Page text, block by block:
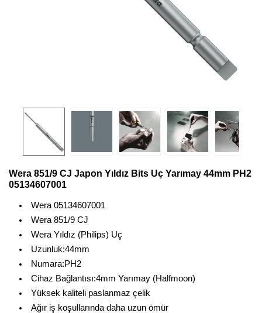
Wera 851/9 CJ Japon Yıldız Bits Uç Yarımay 44mm PH2
05134607001
Wera 05134607001
Wera 851/9 CJ
Wera Yıldız (Philips) Uç
Uzunluk:44mm
Numara:PH2
Cihaz Bağlantısı:4mm Yarımay (Halfmoon)
Yüksek kaliteli paslanmaz çelik
Ağır iş koşullarında daha uzun ömür